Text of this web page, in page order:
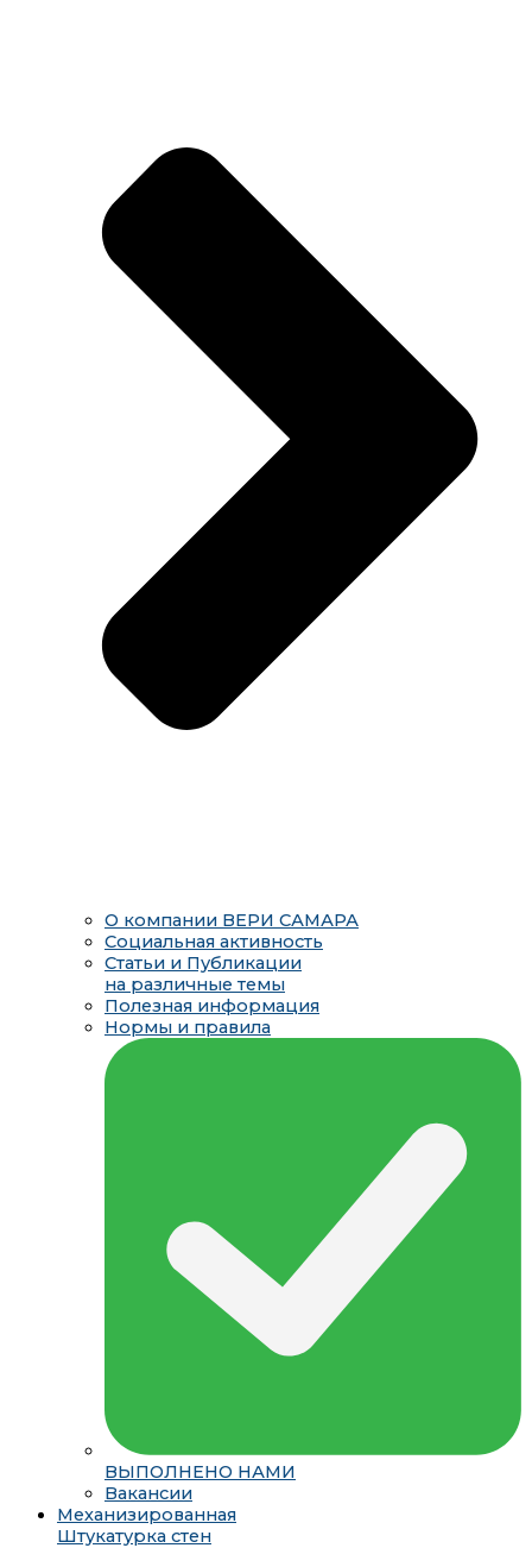
О компании ВЕРИ САМАРА
Социальная активность
Статьи и Публикации
на различные темы
Полезная информация
Нормы и правила
ВЫПОЛНЕНО НАМИ
Вакансии
Механизированная
Штукатурка стен